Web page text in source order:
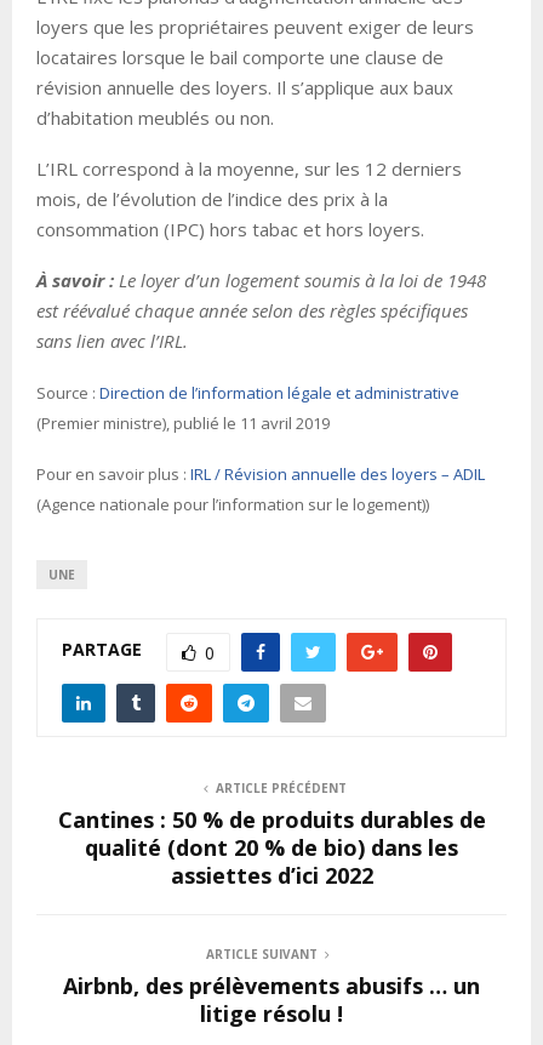
loyers que les propriétaires peuvent exiger de leurs
locataires lorsque le bail comporte une clause de
révision annuelle des loyers. Il s’applique aux baux
d’habitation meublés ou non.
L’IRL correspond à la moyenne, sur les 12 derniers
mois, de l’évolution de l’indice des prix à la
consommation (IPC) hors tabac et hors loyers.
À savoir : Le loyer d’un logement soumis à la loi de 1948
est réévalué chaque année selon des règles spécifiques
sans lien avec l’IRL.
Source : Direction de l’information légale et administrative
(Premier ministre), publié le 11 avril 2019
Pour en savoir plus : IRL / Révision annuelle des loyers – ADIL
(Agence nationale pour l’information sur le logement))
UNE
PARTAGE 0
ARTICLE PRÉCÉDENT
Cantines : 50 % de produits durables de
qualité (dont 20 % de bio) dans les
assiettes d’ici 2022
ARTICLE SUIVANT
Airbnb, des prélèvements abusifs … un
litige résolu !